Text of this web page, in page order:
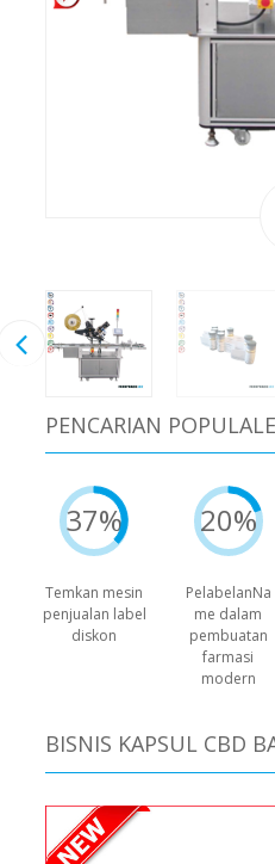
PENCARIAN
37%
Temkan mesin
penjualan label
diskon
20%
PelabelanNa
me dalam
pembuatan
farmasi
modern
BISNIS KAPSUL CBD